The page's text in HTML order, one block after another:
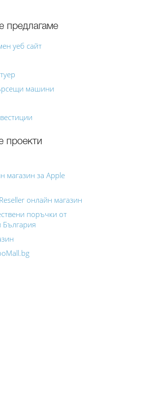
предлагаме
уеб сайт
машини
проекти
магазин за Apple
онлайн магазин
поръчки от
България